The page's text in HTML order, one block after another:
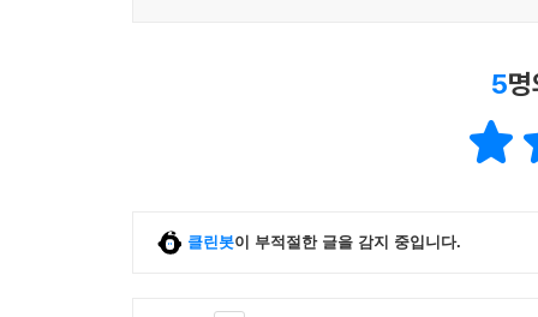
5
클린봇이 부적절한 글을 감지 중입니다.